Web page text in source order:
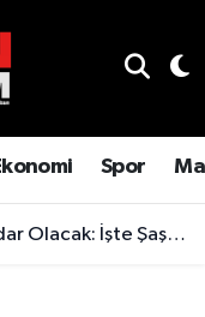
Spor
İşte Şaşırtan Rakam